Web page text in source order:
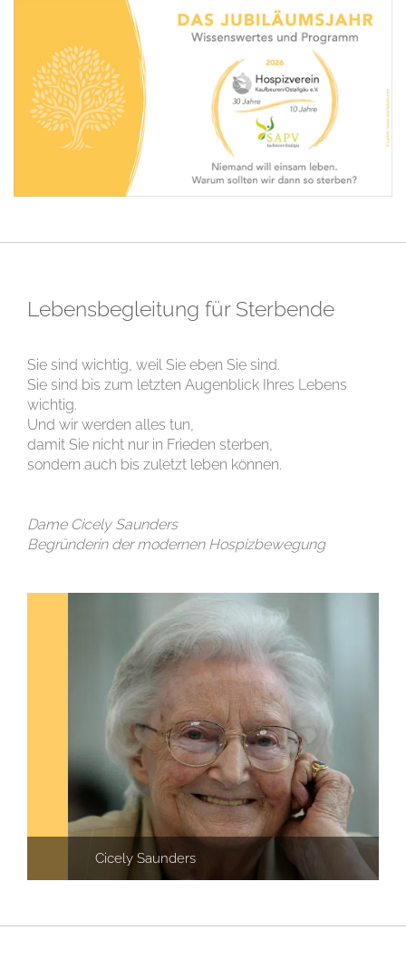
Lebensbegleitung für Sterbende
Sie sind wichtig, weil Sie eben Sie sind.
Sie sind bis zum letzten Augenblick Ihres Lebens
wichtig.
Und wir werden alles tun,
damit Sie nicht nur in Frieden sterben,
sondern auch bis zuletzt leben können.
Dame Cicely Saunders
Begründerin der modernen Hospizbewegung
Cicely Saunders